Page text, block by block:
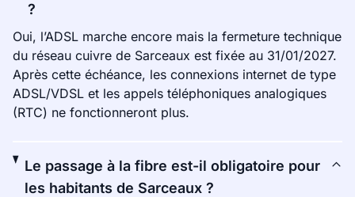
?
Oui, l’ADSL marche encore mais la fermeture technique
du réseau cuivre de Sarceaux est fixée au 31/01/2027.
Après cette échéance, les connexions internet de type
ADSL/VDSL et les appels téléphoniques analogiques
(RTC) ne fonctionneront plus.
Le passage à la fibre est-il obligatoire pour
les habitants de Sarceaux ?